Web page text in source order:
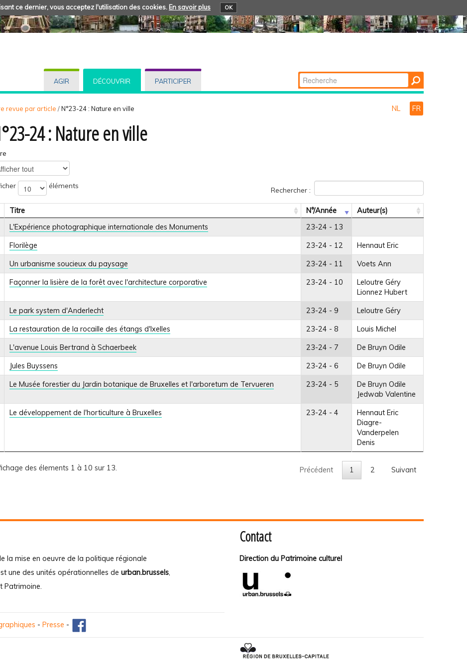
ce dernier, vous acceptez l'utilisation des cookies. En savoir plus OK
AGIR DÉCOUVRIR PARTICIPER Chercher par
Recherche
revue par article /N°23-24 : Nature en ville NL FR
24 : Nature en ville
éléments Rechercher :
Titre N°/Année
Auteur(s)
L'Expérience photographique internationale des Monuments
23-24 - 13
Florilège 23-24 - 12 Hennaut Eric
Un urbanisme soucieux du paysage 23-24 - 11 Voets Ann
Façonner la lisière de la forêt avec l'architecture corporative 23-24 - 10
Leloutre Géry
Lionnez Hubert
Le park system d'Anderlecht 23-24 - 9 Leloutre Géry
La restauration de la rocaille des étangs d'Ixelles 23-24 - 8 Louis Michel
L'avenue Louis Bertrand à Schaerbeek 23-24 - 7 De Bruyn Odile
Jules Buyssens 23-24 - 6 De Bruyn Odile
Le Musée forestier du Jardin botanique de Bruxelles et l'arboretum de Tervueren 23-24 - 5
De Bruyn Odile
Jedwab Valentine
Le développement de l'horticulture à Bruxelles 23-24 - 4
Hennaut Eric
Diagre-
Vanderpelen
Denis
des élements 1 à 10 sur 13. Précédent 1 2 Suivant
la mise en oeuvre de la politique régionale
une des unités opérationnelles de urban.brussels,
Patrimoine.
Contact
Direction du Patrimoine culturel
- Presse -